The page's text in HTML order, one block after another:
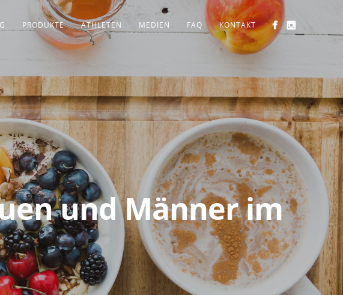
PRODUKTE ATHLETEN MEDIEN FAQ KONTAKT
und Männer im